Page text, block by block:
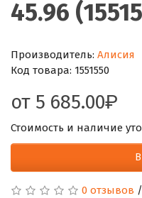
45.96
Производитель: Алисия
Код товара: 1551550
от 5 685.00
Стоимость и наличие
0 отзывов /